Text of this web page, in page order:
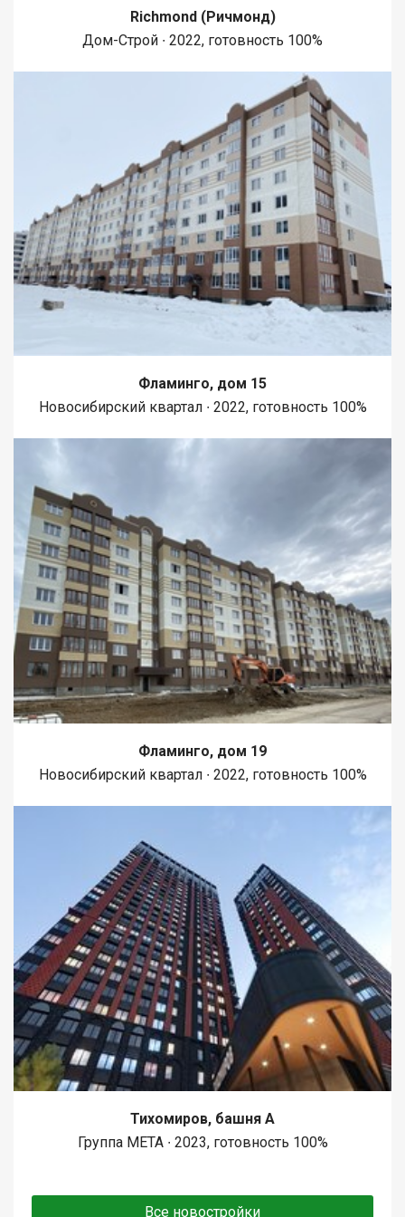
Richmond (Ричмонд)
Дом-Строй ∙ 2022, готовность 100%
Фламинго, дом 15
Новосибирский квартал ∙ 2022, готовность 100%
Фламинго, дом 19
Новосибирский квартал ∙ 2022, готовность 100%
Тихомиров, башня А
Группа МЕТА ∙ 2023, готовность 100%
Все новостройки